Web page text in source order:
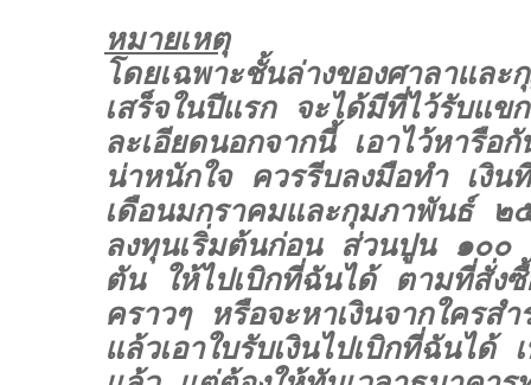
หมายเหตุ
โดยเฉพาะชั้นล่างของศาลาแล
เสร็จในปีแรก จะได้มีที่ไว้รับแข
ละเอียดนอกจากนี้ เอาไว้หารือกั
น่าหนักใจ ควรรีบลงมือทำ เงิน
เดือนมกราคมและกุมภาพันธ์ ๒
ลงทุนเริ่มต้นก่อน ส่วนปูน ๑๐
ตัน ให้ไปเบิกที่ฉันได้ ตามที่สั่ง
คราวๆ หรือจะหาเงินจากใครสำ
แล้วเอาใบรับเงินไปเบิกที่ฉันได้